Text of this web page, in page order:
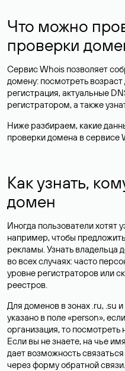
Что можно
проверки
Сервис Whois позволяет
домену: посмотреть
регистрация, актуальные
регистратором, а также
Ниже разбираем, какие
проверки домена в сервисе
Как узнать,
домен
Иногда пользователи хотят
например, чтобы
рекламы. Узнать владельца
во всех случаях: часто
уровне регистраторов или
реестров.
Для доменов в зонах .ru, .su
указано в поле «person»,
организация, то
Если вы не знаете, на чье
дает возможность
через форму обратной связи.